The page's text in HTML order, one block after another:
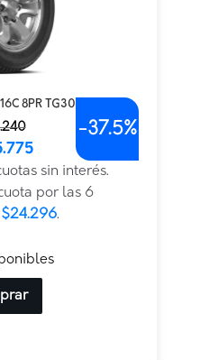
8PR TG30
sin interés.
por las 6
$24.296.
-37.5%